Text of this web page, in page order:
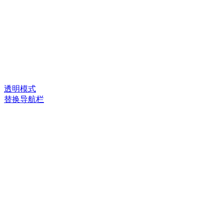
透明模式
替换导航栏